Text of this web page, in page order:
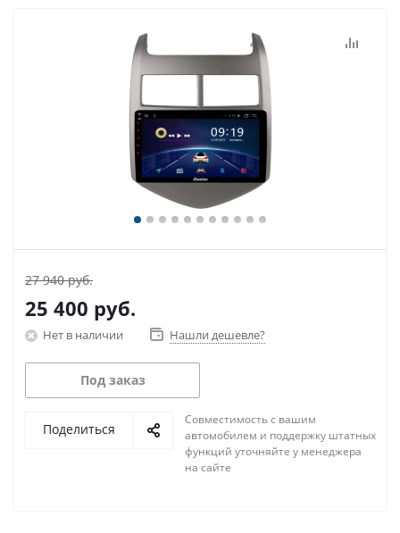
27 940 руб.
25 400 руб.
Нет в наличии Нашли дешевле?
Под заказ
Поделиться
Совместимость с вашим
автомобилем и поддержку штатных
функций уточняйте у менеджера
на сайте